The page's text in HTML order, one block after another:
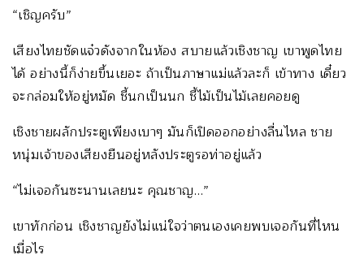
“เชิญครับ”
เสียงไทยชัดแจ๋วดังจากในห้อง สบายแล้วเชิงชาญ เขาพูดไทย
ได้ อย่างนี้ก็ง่ายขึ้นเยอะ ถ้าเป็นภาษาแม่แล้วละก็ เข้าทาง เดี๋ยว
จะกล่อมให้อยู่หมัด ชี้นกเป็นนก ชี้ไม้เป็นไม้เลยคอยดู
เชิงชายผลักประตูเพียงเบาๆ มันก็เปิดออกอย่างลื่นไหล ชาย
หนุ่มเจ้าของเสียงยืนอยู่หลังประตูรอท่าอยู่แล้ว
“ไม่เจอกันซะนานเลยนะ คุณชาญ…”
เขาทักก่อน เชิงชาญยังไม่แน่ใจว่าตนเองเคยพบเจอกันที่ไหน
เมื่อไร